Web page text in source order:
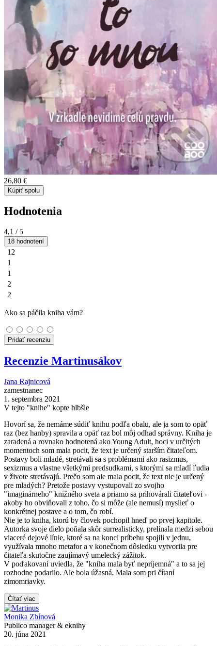
26,80 €
Kúpiť spolu
Hodnotenia
4,1 / 5
18 hodnotení
12
1
1
2
2
Ako sa páčila kniha vám?
Pridať recenziu
Recenzie Martinusákov
Jana Rajnicová
zamestnanec
1. septembra 2021
V tejto "knihe" kopte hlbšie
Hovorí sa, že nemáme súdiť knihu podľa obalu, ale ja som to opäť
raz (bez hanby) spravila a opäť raz bol môj odhad správny. Kniha je
zaradená a rovnako hodnotená ako Young Adult, hoci v určitých
momentoch som mala pocit, že text je určený starším čitateľom.
Postavy boli mladé, stretávali sa s problémami ako rasizmus,
sexizmus a vlastne všetkými predsudkami, s ktorými sa mladí ľudia
v živote stretávajú. Prečo som ale mala pocit, že text nie je určený
pre mladých? Pretože postavy vystupovali zo svojho
"imaginárneho" knižného sveta a priamo sa prihovárali čitateľovi -
akoby ho obviňovali z toho, čo si môže (ale nemusí) myslieť o
konkrétnej postave a o tom, čo robí.
Nie je to kniha, ktorú by človek pochopil hneď po prvej kapitole.
Autorka svoje dielo poňala skôr surrealisticky, prelínala medzi sebou
viaceré dejové línie, ktoré sa na konci príbehu spojili v jednu,
využívala mnoho metafor a v konečnom dôsledku vytvorila pre
čitateľa skutočne zaujímavý umelecký zážitok.
V poďakovaní uviedla, že "kniha mala byť nepríjemná" a to sa jej
rozhodne podarilo. Ale bola úžasná. Mala som pri čítaní
zimomriavky.
Čítať viac
Monika Zbínová
Publico manager & eknihy
20. júna 2021